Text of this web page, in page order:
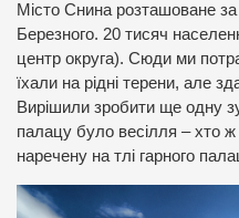
Місто Снина розташоване
Березного. 20 тисяч
центр округа). Сюди ми
їхали на рідні терени, але
Вирішили зробити ще одну
палацу було весілля – хто
наречену на тлі гарного